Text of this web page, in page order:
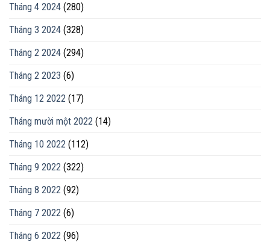
Tháng 4 2024 (280)
Tháng 3 2024 (328)
Tháng 2 2024 (294)
Tháng 2 2023 (6)
Tháng 12 2022 (17)
Tháng mười một 2022 (14)
Tháng 10 2022 (112)
Tháng 9 2022 (322)
Tháng 8 2022 (92)
Tháng 7 2022 (6)
Tháng 6 2022 (96)